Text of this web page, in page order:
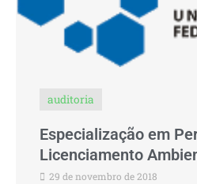
auditoria
Especialização em
Licenciamento
29 de novembro de 2018